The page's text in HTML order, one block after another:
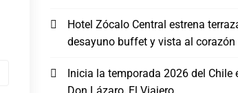
Hotel Zócalo Central estrena
desayuno buffet y vista al corazón
Inicia la temporada 2026 del Chile